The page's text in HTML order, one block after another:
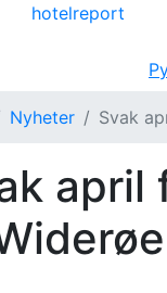
hotelreport
Nyheter Svak
april